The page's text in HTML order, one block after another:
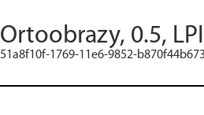
Ortoobrazy, 0.5,
51a8f10f-1769-11e6-9852-